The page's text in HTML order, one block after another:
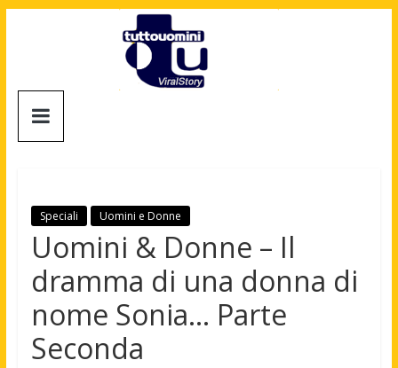
Tuttouomini
Motori,
gay
news
moda
maschile
Speciali Uomini e Donne
Uomini & Donne – Il
dramma di una donna di
nome Sonia… Parte
Seconda